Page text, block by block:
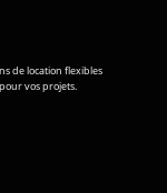
de location flexibles
vos projets.